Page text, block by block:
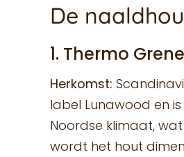
De
1. Thermo
Herkomst:
label Lunawood en
Noordse klimaat,
wordt het hout